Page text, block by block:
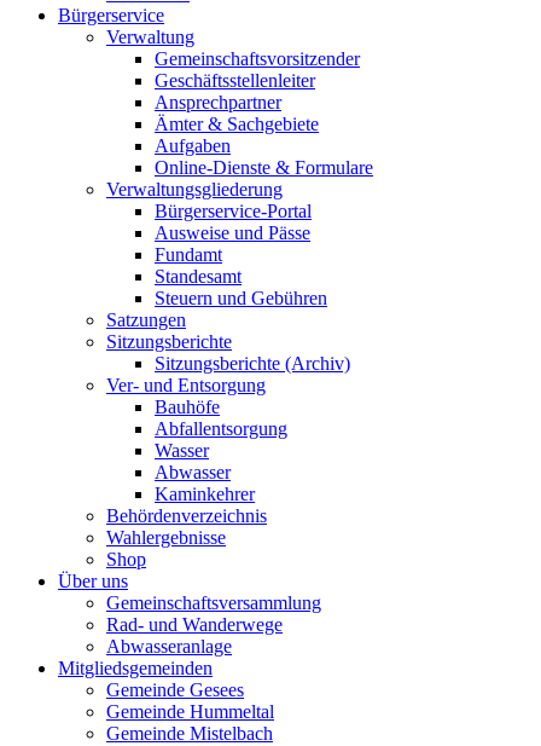
Bürgerservice
Verwaltung
Gemeinschaftsvorsitzender
Geschäftsstellenleiter
Ansprechpartner
Ämter & Sachgebiete
Aufgaben
Online-Dienste & Formulare
Verwaltungsgliederung
Bürgerservice-Portal
Ausweise und Pässe
Fundamt
Standesamt
Steuern und Gebühren
Satzungen
Sitzungsberichte
Sitzungsberichte (Archiv)
Ver- und Entsorgung
Bauhöfe
Abfallentsorgung
Wasser
Abwasser
Kaminkehrer
Behördenverzeichnis
Wahlergebnisse
Shop
Über uns
Gemeinschaftsversammlung
Rad- und Wanderwege
Abwasseranlage
Mitgliedsgemeinden
Gemeinde Gesees
Gemeinde Hummeltal
Gemeinde Mistelbach